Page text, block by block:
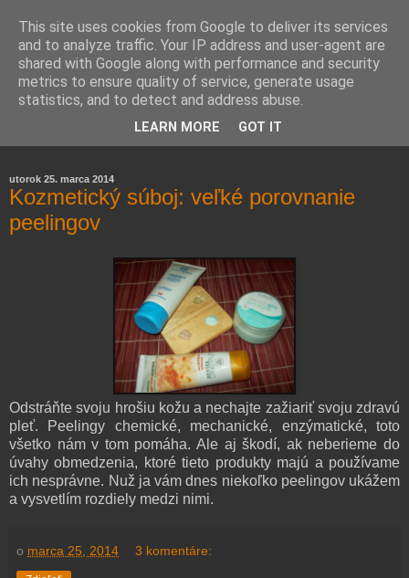
rozoberá témy o zdraví, živote a všetko možné.
utorok 25. marca 2014
Kozmetický súboj: veľké porovnanie
peelingov
Odstráňte svoju hrošiu kožu a nechajte zažiariť svoju zdravú
pleť. Peelingy chemické, mechanické, enzýmatické, toto
všetko nám v tom pomáha. Ale aj škodí, ak neberieme do
úvahy obmedzenia, ktoré tieto produkty majú a používame
ich nesprávne. Nuž ja vám dnes niekoľko peelingov ukážem
a vysvetlím rozdiely medzi nimi.
o marca 25, 2014 3 komentáre:
This site uses cookies from Google to deliver its services
and to analyze traffic. Your IP address and user-agent are
shared with Google along with performance and security
metrics to ensure quality of service, generate usage
statistics, and to detect and address abuse.
LEARN MORE GOT IT